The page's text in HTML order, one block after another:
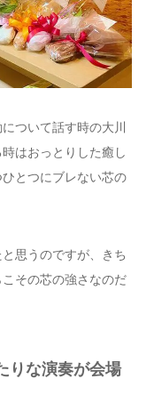
ついて話す時の大川
はおっとりした癒し
とつにブレない芯の
思うのですが、きち
その芯の強さなのだ
りな演奏が会場